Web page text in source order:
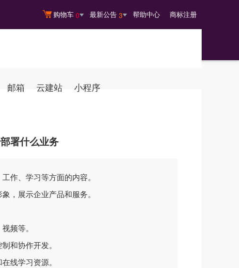
购物车 0 最新公告 3 帮助中心 商标注册
邮箱 云建站 小程序
署什么业务
、学习等方面的内容。
展示企业产品和服务。
频等。
和协作开发。
线学习资源。